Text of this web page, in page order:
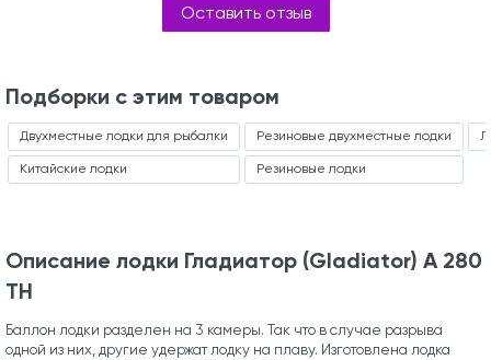
Оставить отзыв
Подборки с этим товаром
Двухместные лодки для рыбалки
Китайские лодки
Резиновые двухместные лодки
Резиновые лодки
Описание лодки Гладиатор (Gladiator) A 280
ТН
Баллон лодки разделен на 3 камеры. Так что в случае разрыва
одной из них, другие удержат лодку на плаву. Изготовлена лодка